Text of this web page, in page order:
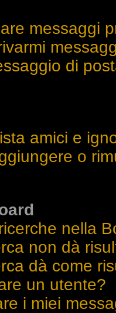
messaggi
di
amici e
o
nella
non dà
dà come
un utente?
i miei